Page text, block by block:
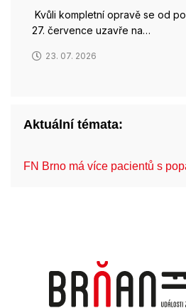
Kvůli kompletní opravě se od
27. července uzavře na…
23. 07. 2026
Aktuální témata:
FN Brno má více pacientů s